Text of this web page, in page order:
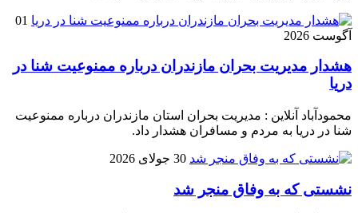
01
آگوست 2026
هشدار مدیریت بحران مازندران درباره ممنوعیت شنا در
دریا
محمودآباد آنلاین : مدیریت بحران استان مازندران درباره ممنوعیت
شنا در دریا به مردم و مسافران هشدار داد.
30 جولای 2026
نشستی که به وفاق منجر شد